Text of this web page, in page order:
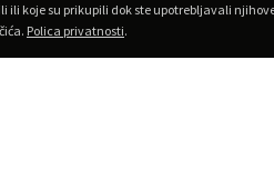
koje su prikupili dok ste upotrebljavali
Polica privatnosti.